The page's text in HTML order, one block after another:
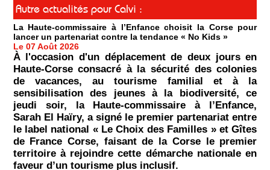
Autre actualités pour Calvi :
La Haute-commissaire à l’Enfance choisit la Corse pour
lancer un partenariat contre la tendance « No Kids »
Le 07 Août 2026
À l'occasion d'un déplacement de deux jours en
Haute-Corse consacré à la sécurité des colonies
de vacances, au tourisme familial et à la
sensibilisation des jeunes à la biodiversité, ce
jeudi soir, la Haute-commissaire à l’Enfance,
Sarah El Haïry, a signé le premier partenariat entre
le label national « Le Choix des Familles » et Gîtes
de France Corse, faisant de la Corse le premier
territoire à rejoindre cette démarche nationale en
faveur d’un tourisme plus inclusif.